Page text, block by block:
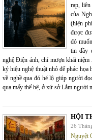
rạp,
của
(hiện
được
đó
tin đầy
nghệ Điện ảnh, chỉ mượn khái
ký hiệu nghệ thuật nhỏ để phác
về nghề qua đó hé lộ giúp người
qua mấy thế hệ, ở xứ sở Lắm người
HỘI
26
Nguyệt